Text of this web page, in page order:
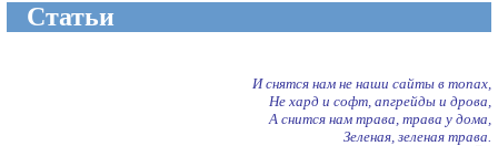
Cтатьи
И снятся нам не наши сайты в топах,
Не хард и софт, апгрейды и дрова,
А снится нам трава, трава у дома,
Зеленая, зеленая трава.